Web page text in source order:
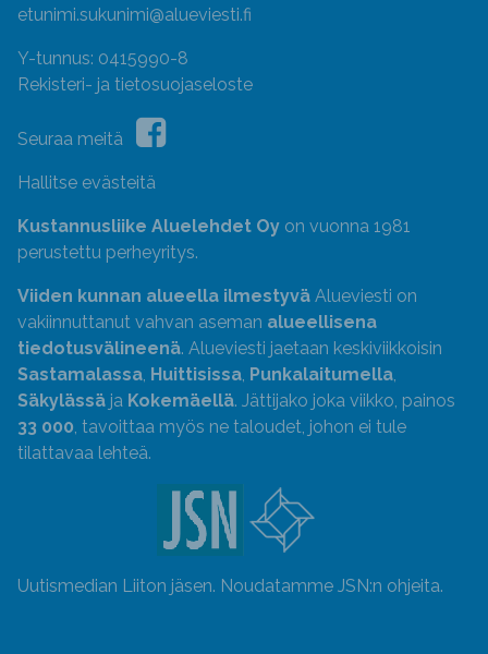
etunimi.sukunimi@alueviesti.fi
Y-tunnus: 0415990-8
Rekisteri- ja tietosuojaseloste
Seuraa meitä
Hallitse evästeitä
Kustannusliike Aluelehdet Oy on vuonna 1981
perustettu perheyritys.
Viiden kunnan alueella ilmestyvä Alueviesti on
vakiinnuttanut vahvan aseman alueellisena
tiedotusvälineenä. Alueviesti jaetaan keskiviikkoisin
Sastamalassa, Huittisissa, Punkalaitumella,
Säkylässä ja Kokemäellä. Jättijako joka viikko, painos
33 000, tavoittaa myös ne taloudet, johon ei tule
tilattavaa lehteä.
Uutismedian Liiton jäsen. Noudatamme JSN:n ohjeita.